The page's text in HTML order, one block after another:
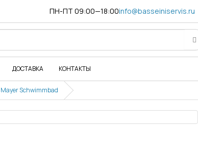
ПН-ПТ 09:00—18:00info@basseiniservis.ru
ДОСТАВКА КОНТАКТЫ
Schwimmbad